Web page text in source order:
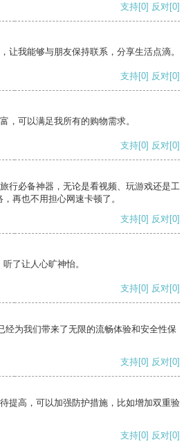
支持[0] 反对[0]
让我能够与朋友保持联系，分享生活点滴。
支持[0] 反对[0]
，可以满足我所有的购物需求。
支持[0] 反对[0]
行必备神器，无论是看视频、玩游戏还是工
再也不用担心网速卡顿了。
支持[0] 反对[0]
了让人心旷神怡。
支持[0] 反对[0]
经为我们带来了无限的流畅体验和安全性保
支持[0] 反对[0]
提高，可以加强防护措施，比如增加双重验
支持[0] 反对[0]